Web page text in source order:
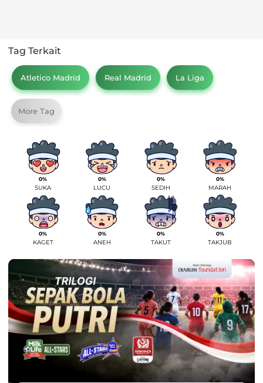
Tag Terkait
Atletico Madrid Real Madrid La Liga
More Tag
0%
SUKA
0%
LUCU
0%
SEDIH
0%
MARAH
0%
KAGET
0%
ANEH
0%
TAKUT
0%
TAKJUB